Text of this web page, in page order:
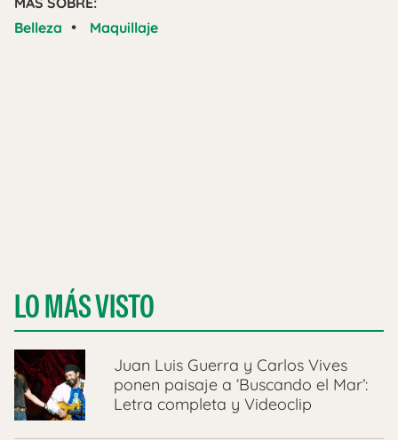
Belleza • Maquillaje
LO MÁS VISTO
Juan Luis Guerra y Carlos Vives
ponen paisaje a ‘Buscando el Mar’:
Letra completa y Videoclip